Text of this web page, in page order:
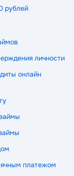
рублей
личности
онлайн
платежом